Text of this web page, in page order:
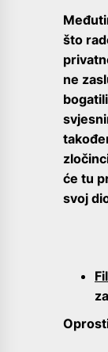
što
ne
će tu
svoj